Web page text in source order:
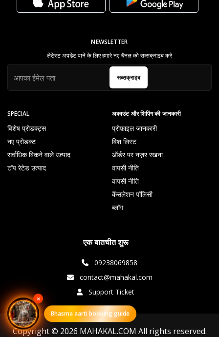
SPECIAL
विशेष प्रोडक्ट्स
नए प्रोडक्ट
सर्वाधिक बिकने वाले उत्पाद
टॉप रेटेड उत्पाद
अकाउंट और शिपिंग की जानकारी
प्रोफ़ाइल जानकारी
विश लिस्ट
ऑर्डर पर नज़र रखना
वापसी नीति
वापसी नीति
कैंसलेशन पॉलिसी
ब्लॉग
NEWSLETTER
लेटेस्ट अपडेट पाने के लिए हमारे नए चैनल को सब्सक्राइब करें
सब्सक्राइब
एक बातचीत शुरू
09238069858
contact@mahakal.com
Support Ticket
Copyright © 2026 MAHAKAL.COM All rights reserved.
×
Bhasma aarti booking guide